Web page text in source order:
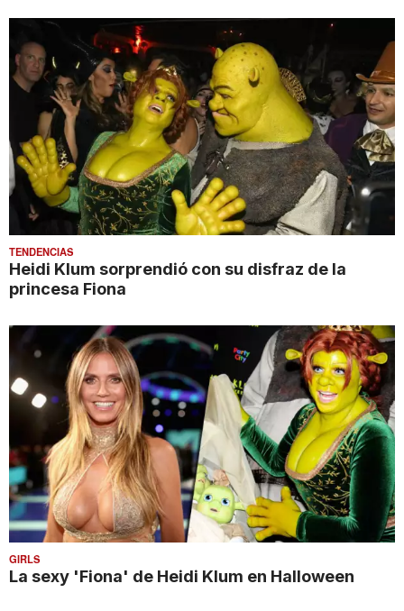
TENDENCIAS
Heidi Klum sorprendió con su disfraz de la
princesa Fiona
GIRLS
La sexy 'Fiona' de Heidi Klum en Halloween